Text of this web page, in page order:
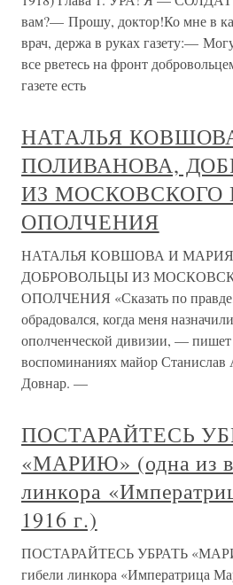
вам?— Прошу, доктор!Ко мне в
врач, держа в руках газету:—
все рветесь на фронт
газете есть
НАТАЛЬЯ
ПОЛИВАНОВА,
ИЗ МОСКОВСКОГО
ОПОЛЧЕНИЯ
НАТАЛЬЯ КОВШОВА И
ДОБРОВОЛЬЦЫ ИЗ
ОПОЛЧЕНИЯ «Сказать по правде,
обрадовался, когда меня
ополченческой дивизии, —
воспоминаниях майор Станислав
Довнар. —
ПОСТАРАЙТЕСЬ
«МАРИЮ» (одна из
линкора
1916 г.)
ПОСТАРАЙТЕСЬ УБРАТЬ
гибели линкора «Императрица